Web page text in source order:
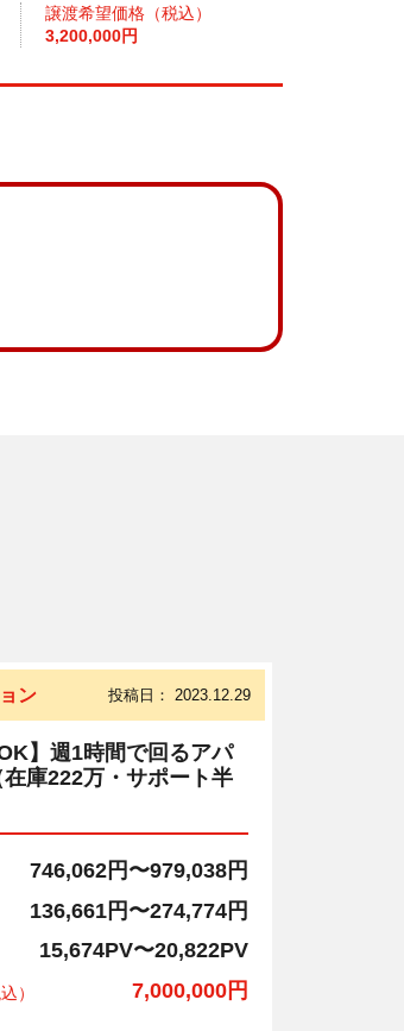
譲渡希望価格（税込）
3,200,000円
ン 投稿日： 2023.12.29
】週1時間で回るアパ
庫222万・サポート半
746,062円〜979,038円
136,661円〜274,774円
15,674PV〜20,822PV
） 7,000,000円